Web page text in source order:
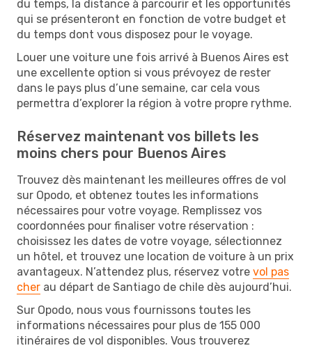
du temps, la distance à parcourir et les opportunités
qui se présenteront en fonction de votre budget et
du temps dont vous disposez pour le voyage.
Louer une voiture une fois arrivé à Buenos Aires est
une excellente option si vous prévoyez de rester
dans le pays plus d’une semaine, car cela vous
permettra d’explorer la région à votre propre rythme.
Réservez maintenant vos billets les
moins chers pour Buenos Aires
Trouvez dès maintenant les meilleures offres de vol
sur Opodo, et obtenez toutes les informations
nécessaires pour votre voyage. Remplissez vos
coordonnées pour finaliser votre réservation :
choisissez les dates de votre voyage, sélectionnez
un hôtel, et trouvez une location de voiture à un prix
avantageux. N’attendez plus, réservez votre vol pas
cher au départ de Santiago de chile dès aujourd’hui.
Sur Opodo, nous vous fournissons toutes les
informations nécessaires pour plus de 155 000
itinéraires de vol disponibles. Vous trouverez